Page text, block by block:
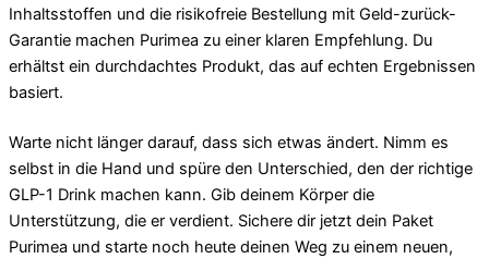
Inhaltsstoffen und die risikofreie Bestellung mit Geld-zurück-
Garantie machen Purimea zu einer klaren Empfehlung. Du
erhältst ein durchdachtes Produkt, das auf echten Ergebnissen
basiert.
Warte nicht länger darauf, dass sich etwas ändert. Nimm es
selbst in die Hand und spüre den Unterschied, den der richtige
GLP-1 Drink machen kann. Gib deinem Körper die
Unterstützung, die er verdient. Sichere dir jetzt dein Paket
Purimea und starte noch heute deinen Weg zu einem neuen,